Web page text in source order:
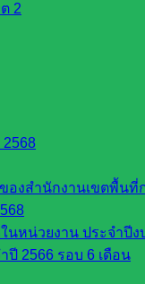
2
องสำนักงานเขตพื้น
นหน่วยงาน ประจำปี
2566 รอบ 6 เดือน